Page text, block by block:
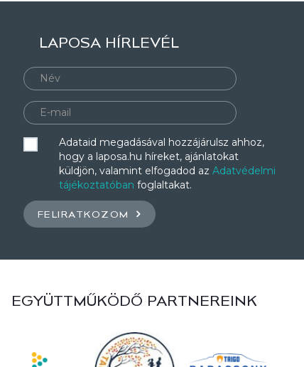
LAPOSA HÍRLEVÉL
Adataid megadásával hozzájárulsz ahhoz,
hogy a laposa.hu híreket, ajánlatokat
küldjön, valamint elfogadod az Adatvédelmi
tájékoztatóban foglaltakat.
FELIRATKOZOM
EGYÜTTMŰKÖDŐ PARTNEREINK